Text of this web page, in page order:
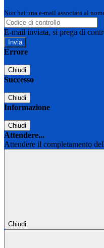
Non hai una e-mail associata al
E-mail inviata, si prega di
Errore
Chiudi
Successo
Chiudi
Informazione
Chiudi
Attendere...
Attendere il completamento
Chiudi